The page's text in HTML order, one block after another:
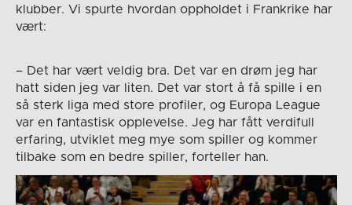
klubber. Vi spurte hvordan oppholdet i Frankrike har
vært:
– Det har vært veldig bra. Det var en drøm jeg har
hatt siden jeg var liten. Det var stort å få spille i en
så sterk liga med store profiler, og Europa League
var en fantastisk opplevelse. Jeg har fått verdifull
erfaring, utviklet meg mye som spiller og kommer
tilbake som en bedre spiller, forteller han.